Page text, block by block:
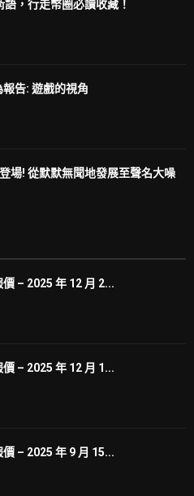
語，行走幣圈必讀收藏！
告: 遊戲的視角
場! 從默默無聞地發展至聲名大噪
– 2025 年 12 月 2...
– 2025 年 12 月 1...
– 2025 年 9 月 15...